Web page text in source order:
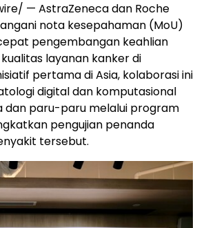
— AstraZeneca dan Roche
nota kesepahaman (MoU)
pengembangan keahlian
layanan kanker di
pertama di Asia, kolaborasi ini
digital dan komputasional
dan paru-paru melalui program
pengujian penanda
tersebut.